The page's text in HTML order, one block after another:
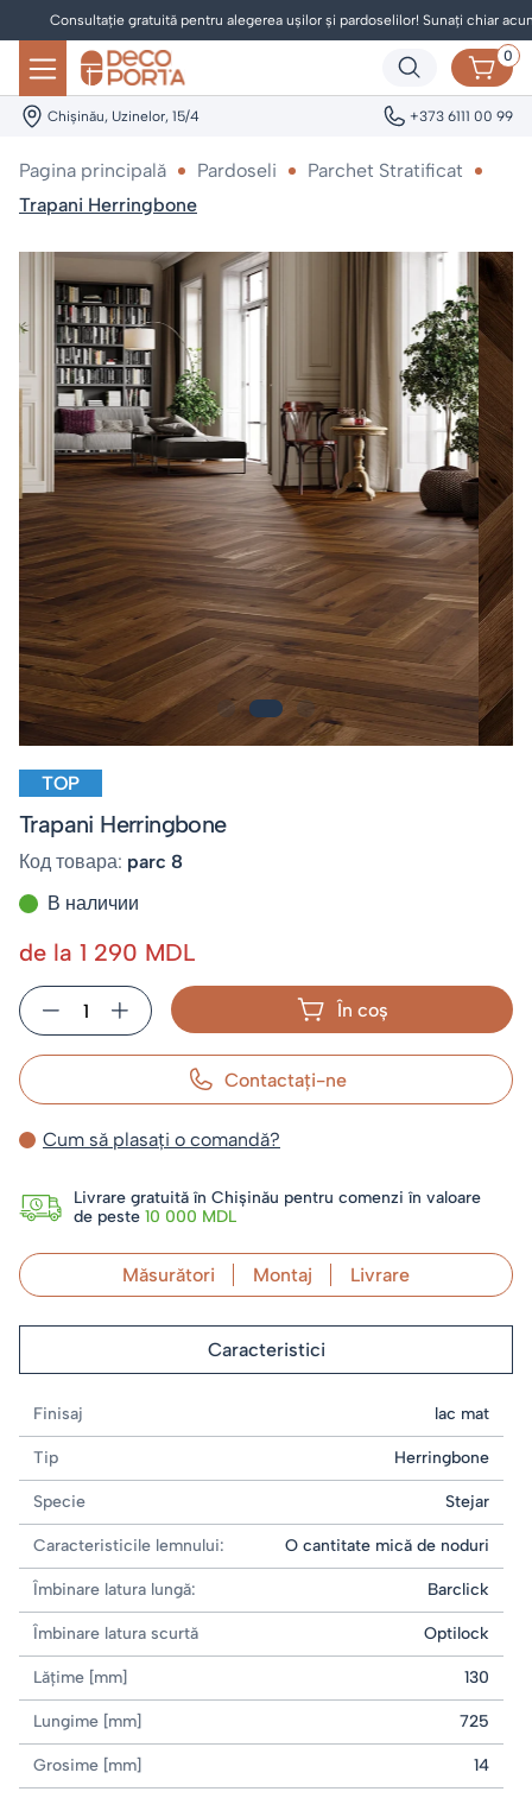
Consultație gratuită pentru alegerea ușilor și pardoselilor! Sunați chiar acum!
0
Chișinău, Uzinelor, 15/4 +373 6111 00 99
Pagina principală Pardoseli
Parchet Stratificat
Trapani Herringbone
TOP
Trapani Herringbone
Код товара: parc 8
В наличии
de la 1 290 MDL
În coș
Contactaţi-ne
Cum să plasați o comandă?
Livrare gratuită în Chișinău pentru comenzi în valoare
de peste 10 000 MDL
Caracteristici
Măsurători Montaj Livrare
Finisaj lac mat
Tip Herringbone
Specie Stejar
Caracteristicile lemnului: O cantitate mică de noduri
Îmbinare latura lungă: Barclick
Îmbinare latura scurtă Optilock
Lățime [mm] 130
Lungime [mm] 725
Grosime [mm] 14